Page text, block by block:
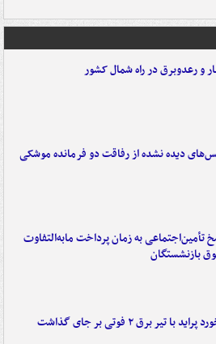
و رعدوبرق در راه شمال کشور
دیده نشده از رفاقت دو فرمانده‌ موشکی
تأمین‌اجتماعی به زمان پرداخت مابه‌التفاوت
بازنشستگان
پراید با تیر برق ۲ فوتی بر جای گذاشت